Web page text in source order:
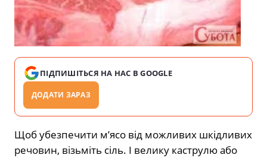
ПІДПИШІТЬСЯ НА НАС В GOOGLE
ДОДАТИ ЗАРАЗ
Щоб убезпечити м’ясо від можливих шкідливих
речовин, візьміть сіль. І велику каструлю або